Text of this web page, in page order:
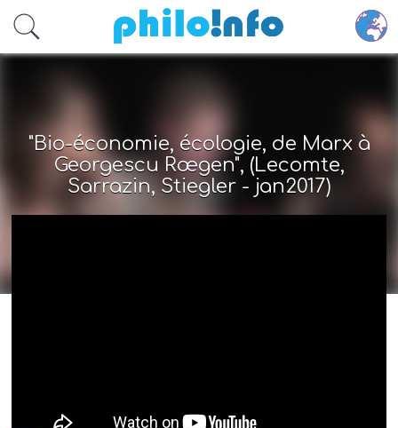
Accéder au contenu principal
"Bio-économie, écologie, de Marx à
Georgescu Rœgen", (Lecomte,
Sarrazin, Stiegler - jan2017)